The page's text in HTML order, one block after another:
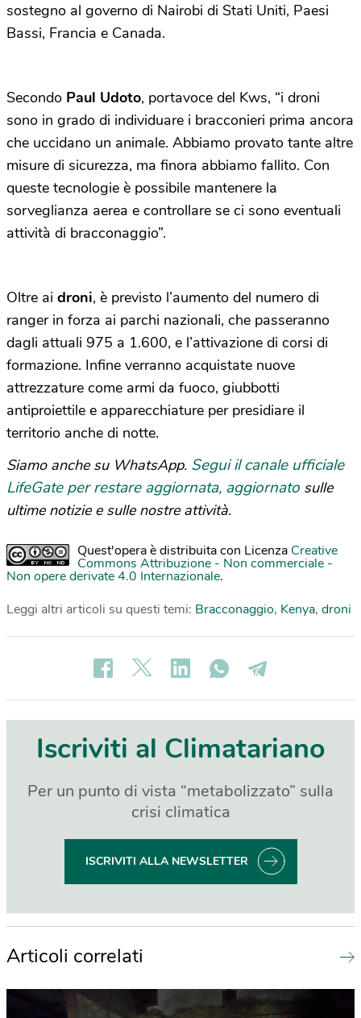
sostegno al governo di Nairobi di Stati Uniti, Paesi
Bassi, Francia e Canada.
Secondo Paul Udoto, portavoce del Kws, “i droni
sono in grado di individuare i bracconieri prima ancora
che uccidano un animale. Abbiamo provato tante altre
misure di sicurezza, ma finora abbiamo fallito. Con
queste tecnologie è possibile mantenere la
sorveglianza aerea e controllare se ci sono eventuali
attività di bracconaggio”.
Oltre ai droni, è previsto l’aumento del numero di
ranger in forza ai parchi nazionali, che passeranno
dagli attuali 975 a 1.600, e l’attivazione di corsi di
formazione. Infine verranno acquistate nuove
attrezzature come armi da fuoco, giubbotti
antiproiettile e apparecchiature per presidiare il
territorio anche di notte.
Siamo anche su WhatsApp. Segui il canale ufficiale
LifeGate per restare aggiornata, aggiornato sulle
ultime notizie e sulle nostre attività.
Quest'opera è distribuita con Licenza Creative
Commons Attribuzione - Non commerciale -
Non opere derivate 4.0 Internazionale.
Leggi altri articoli su questi temi: Bracconaggio, Kenya, droni
Iscriviti al Climatariano
Per un punto di vista “metabolizzato” sulla
crisi climatica
ISCRIVITI ALLA NEWSLETTER
Articoli correlati